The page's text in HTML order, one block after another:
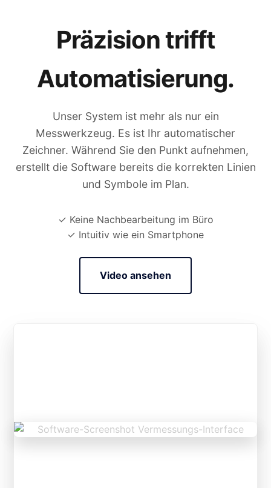
Präzision trifft
Automatisierung.
Unser System ist mehr als nur ein
Messwerkzeug. Es ist Ihr automatischer
Zeichner. Während Sie den Punkt aufnehmen,
erstellt die Software bereits die korrekten Linien
und Symbole im Plan.
✓ Keine Nachbearbeitung im Büro
✓ Intuitiv wie ein Smartphone
Video ansehen